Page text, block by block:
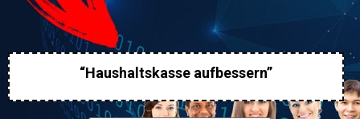
UNSERE NEUESTEN BEITRÄGE
“Haushaltskasse aufbessern”